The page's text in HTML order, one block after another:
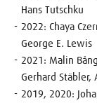
Hans Tutschku
2022: Chaya
George E. Lewis
2021: Malin
Gerhard
2019, 2020: